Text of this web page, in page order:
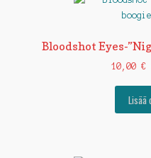
Bloodshot Eyes-
10,00 €
Lisää